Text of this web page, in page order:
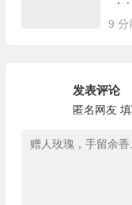
规
9 分
发表评论
匿名网友